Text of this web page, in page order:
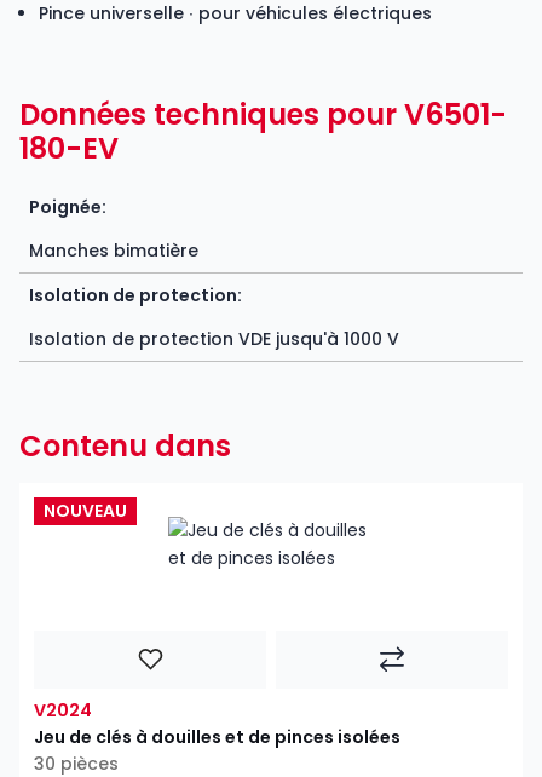
Pince universelle ∙ pour véhicules électriques
Données techniques pour V6501-
180-EV
Poignée:
Manches bimatière
Isolation de protection:
Isolation de protection VDE jusqu'à 1000 V
Contenu dans
NOUVEAU
V2024
Jeu de clés à douilles et de pinces isolées
30 pièces